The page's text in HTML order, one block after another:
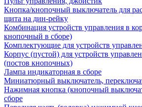
Кнопка/кнопочный выключатель для
щита на дин-рейку
Комбинация устройств управления в
кнопочный в сборе)
Комплектующие для устройств
Корпус (пустой) для устройств
(постов кнопочных)
Лампа индикаторная в сборе
Миниатюрный выключатель,
Нажимная кнопка (кнопочный
сборе